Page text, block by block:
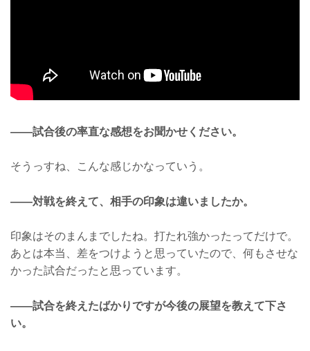
——試合後の率直な感想をお聞かせください。
そうっすね、こんな感じかなっていう。
——対戦を終えて、相手の印象は違いましたか。
印象はそのまんまでしたね。打たれ強かったってだけで。
あとは本当、差をつけようと思っていたので、何もさせな
かった試合だったと思っています。
——試合を終えたばかりですが今後の展望を教えて下さ
い。